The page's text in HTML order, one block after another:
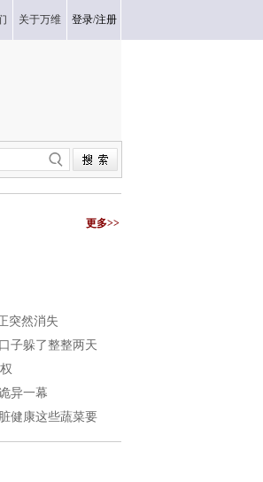
关于万维 登录/注册
更多>>
突然消失
子躲了整整两天
异一幕
健康这些蔬菜要